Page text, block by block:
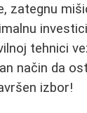
zategnu
tehnici
način da
izbor!